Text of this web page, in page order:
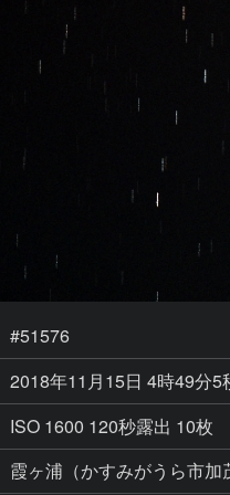
#51576
2018年11月15日 4時49分5
ISO 1600 120秒露出 10枚
霞ヶ浦（かすみがうら市加